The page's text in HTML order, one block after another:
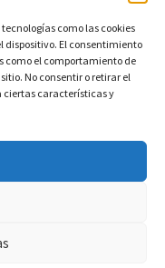
como las cookies
El consentimiento
como el comportamiento de
No consentir o retirar el
características y
NUESTRO CONCEPTO
web